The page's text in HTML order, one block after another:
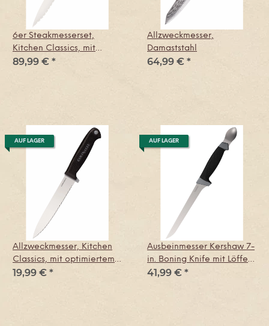
6er Steakmesserset,
Kitchen Classics, mit
optimierten Griffen
89,99 € *
Allzweckmesser,
Damaststahl
64,99 € *
AUF LAGER
Allzweckmesser, Kitchen
Classics, mit optimiertem
Griff
19,99 € *
AUF LAGER
Ausbeinmesser Kershaw 7-
in. Boning Knife mit Löffel,
K-Texture
41,99 € *